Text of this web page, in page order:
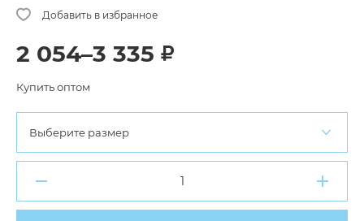
2 054–3 335
Купить оптом
Выберите размер